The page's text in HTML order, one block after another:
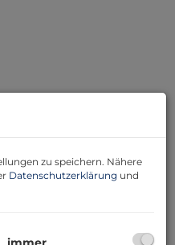
in begehrter
zu speichern. Nähere
Datenschutzerklärung und